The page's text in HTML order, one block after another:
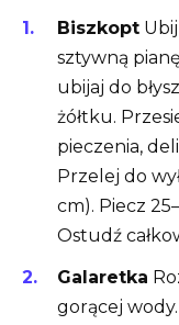
Biszkopt
sztywną
ubijaj do
żółtku.
pieczenia,
Przelej do
cm). Piecz
Ostudź
Galaretka
gorącej